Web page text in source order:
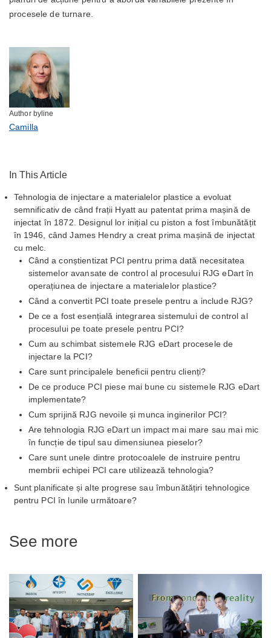
procesele de turnare.
Author byline
Camilla
In This Article
Tehnologia de injectare a materialelor plastice a evoluat
semnificativ de când frații Hyatt au patentat prima mașină de
injectat în 1872. Designul lor inițial cu piston a fost îmbunătățit
în 1946, când James Hendry a creat prima mașină de injectat
cu melc.
Când a conștientizat PCI pentru prima dată necesitatea
sistemelor avansate de control al procesului RJG eDart în
operațiunea de injectare a materialelor plastice?
Când a convertit PCI toate presele pentru a include RJG?
De ce a fost esențială integrarea sistemului de control al
procesului pe toate presele pentru PCI?
Cum au schimbat sistemele RJG eDart procesele de
injectare la PCI?
Care sunt principalele beneficii pentru clienți?
De ce produce PCI piese mai bune cu sistemele RJG eDart
implementate?
Cum sprijină RJG nevoile și munca inginerilor PCI?
Are tehnologia RJG eDart un impact mai mare sau mai mic
în funcție de tipul sau dimensiunea pieselor?
Care sunt unele dintre protocoalele de instruire pentru
membrii echipei PCI care utilizează tehnologia?
Sunt planificate și alte progrese sau îmbunătățiri tehnologice
pentru PCI în lunile următoare?
See more